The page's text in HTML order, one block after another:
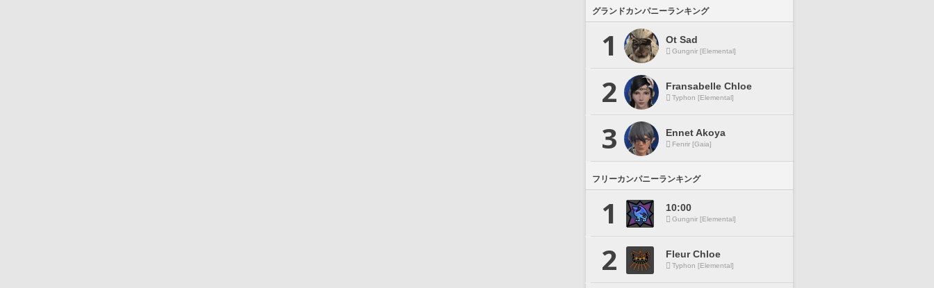
グランドカンパニーランキング
1 Ot Sad
Gungnir [Elemental]
2 Fransabelle Chloe
Typhon [Elemental]
3 Ennet Akoya
Fenrir [Gaia]
フリーカンパニーランキング
1 10:00
Gungnir [Elemental]
2 Fleur Chloe
Typhon [Elemental]